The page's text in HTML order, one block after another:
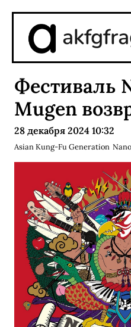
Фестиваль
Mugen
28 декабря 2024 10:32
Asian Kung-Fu Generation